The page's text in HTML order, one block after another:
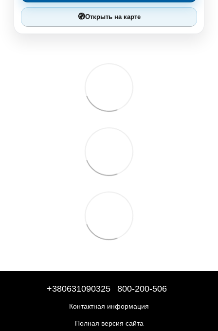
🧭Открыть на карте
+380631090325 800-200-506
Контактная информация
Полная версия сайта